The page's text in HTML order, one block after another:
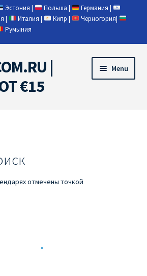
Эстония | Польша | Германия |
| Италия | Кипр | Черногория|
Румыния
|
€15
Menu
отмечены точкой